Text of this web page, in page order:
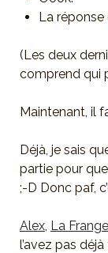
La réponse
(Les deux
comprend qui
Maintenant, il
Déjà, je sais
partie pour
;-D Donc paf,
Alex, La Frange
l’avez pas